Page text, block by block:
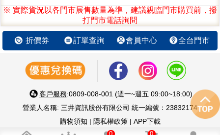
※ 實際貨況以各門市展售數量為準，建議親臨門市購買前，撥
打門市電話詢問
折價券 訂單查詢 會員中心 全台門市
客戶服務:0809-008-001 (週一~週五 09:00~18:00)
營業人名稱: 三井資訊股份有限公司 統一編號：23832174
購物須知 | 隱私權政策| APP下載
智慧 生活 好鄰居 嚴選優質3C家電